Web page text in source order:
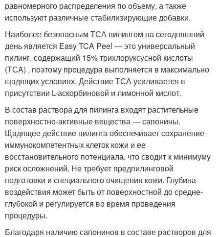
равномерного распределения по объему, а также
используют различные стабилизирующие добавки.
Наиболее безопасным ТСА пилингом на сегодняшний
день является Easy TCA Peel — это универсальный
пилинг, содержащий 15% трихлоруксусной кислоты
(ТСA) , поэтому процедура выполняется в максимально
щадящих условиях. Действие ТСА усиливается в
присутствии L-аскорбиновой и лимонной кислот.
В состав раствора для пилинга входят растительные
поверхностно-активные вещества — сапонины.
Щадящее действие пилинга обеспечивает сохранение
иммунокомпетентных клеток кожи и ее
восстановительного потенциала, что сводит к минимуму
риск осложнений. Не требует предпилинговой
подготовки и специального очищения кожи. Глубина
воздействия может быть от поверхностной до средне-
глубокой и регулируется во время проведения
процедуры.
Благодаря наличию сапонинов в составе растворов для